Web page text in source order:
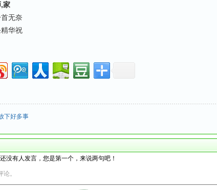
家
无奈
华祝
下好多事
还没有人发言，您是第一个，来说两句吧！
。